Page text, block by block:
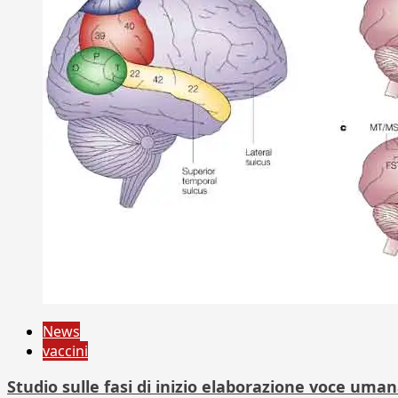
News
vaccini
Studio sulle fasi di inizio elaborazione voce